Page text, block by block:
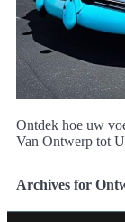
Ontdek hoe uw
Van Ontwerp tot
Archives for